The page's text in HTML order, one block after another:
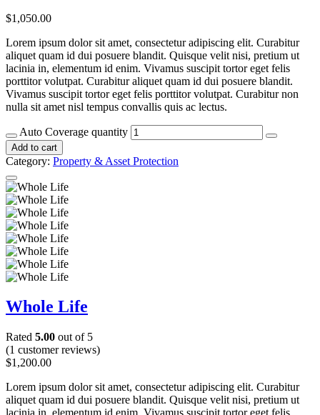
$1,050.00
Lorem ipsum dolor sit amet, consectetur adipiscing elit. Curabitur
aliquet quam id dui posuere blandit. Quisque velit nisi, pretium ut
lacinia in, elementum id enim. Vivamus suscipit tortor eget felis
porttitor volutpat. Curabitur aliquet quam id dui posuere blandit.
Vivamus suscipit tortor eget felis porttitor volutpat. Curabitur non
nulla sit amet nisl tempus convallis quis ac lectus.
Auto Coverage quantity
Add to cart
Category: Property & Asset Protection
Whole Life
Rated 5.00 out of 5
(1 customer reviews)
$1,200.00
Lorem ipsum dolor sit amet, consectetur adipiscing elit. Curabitur
aliquet quam id dui posuere blandit. Quisque velit nisi, pretium ut